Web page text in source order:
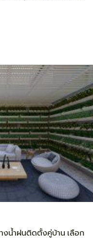
งน้ำฝนติดตั้งคู่บ้าน เลือก